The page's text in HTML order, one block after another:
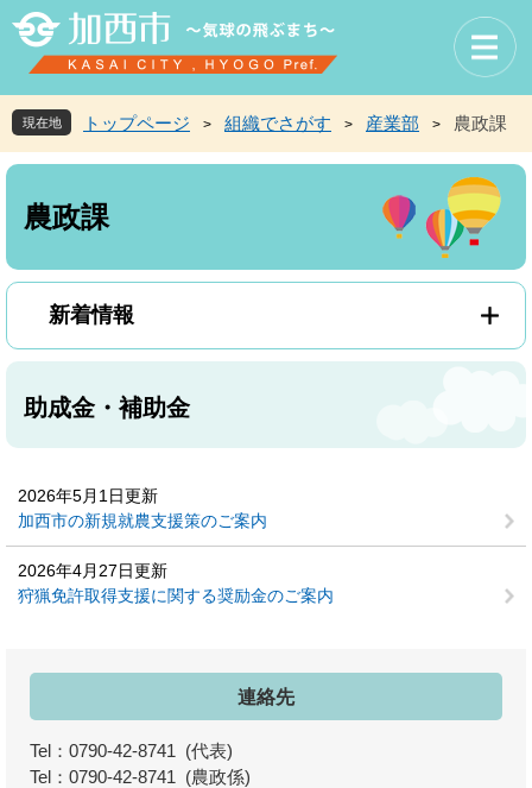
先
頭
で
を
飛
ば
文
へ
現在地 トップページ > 組織でさがす > 産業部 > 農政課
本
農政課
新着情報
助成金・補助金
2026年5月1日更新
加西市の新規就農支援策のご案内
2026年4月27日更新
狩猟免許取得支援に関する奨励金のご案内
連絡先
Tel：0790-42-8741
代表
Tel：0790-42-8741
農政係